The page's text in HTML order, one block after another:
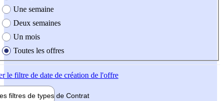
Une semaine
Deux semaines
Un mois
Toutes les offres
le filtre de date de création de l'offre
filtres de types de Contrat